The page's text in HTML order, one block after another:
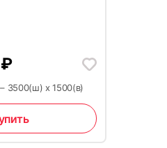
₽
3500(ш) х 1500(в)